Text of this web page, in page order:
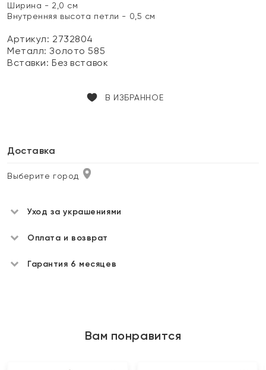
Ширина - 2,0 см
Внутренняя высота петли - 0,5 см
Артикул: 2732804
Металл:Золото 585
Вставки:Без вставок
В ИЗБРАННОЕ
Доставка
Выберите город
Уход за украшениями
Оплата и возврат
Гарантия 6 месяцев
Вам понравится